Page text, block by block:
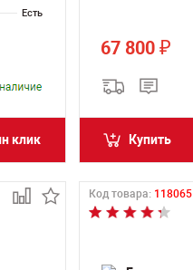
Есть
клик
67 800₽
Купить
Код товара: 118065